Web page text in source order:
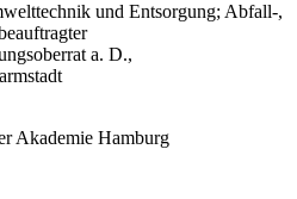
und Entsorgung; Abfall-,
a. D.,
Akademie Hamburg